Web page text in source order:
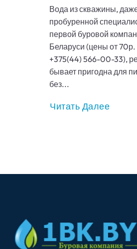
Вода из скважины,
пробуренной
первой буровой
Беларуси (цены от 70р.
+375(44) 566-00-33),
бывает пригодна для
без...
Читать Далее